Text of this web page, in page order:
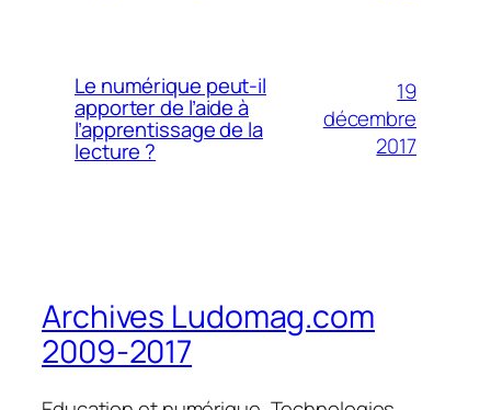
Le numérique peut-il
apporter de l’aide à
l’apprentissage de la
lecture ?
19
décembre
2017
Archives Ludomag.com
2009-2017